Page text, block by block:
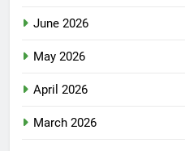
June 2026
May 2026
April 2026
March 2026